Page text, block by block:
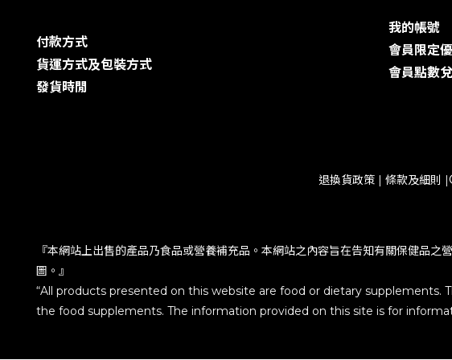
付款方式
貨運方式及包裝方式
發貨時閒
我的帳號
會員限定
會員點數
退換貨政策| 條款及細則 |
『本網站上出售的產品乃食品或營養補充品。本網站之內容旨在告知有關保健品
圖。』
“All products presented on this website are food or dietary
the food supplements. The information provided on this site is for